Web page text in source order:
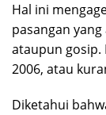
Hal ini
pasangan
ataupun gosip.
2006, atau
Diketahui